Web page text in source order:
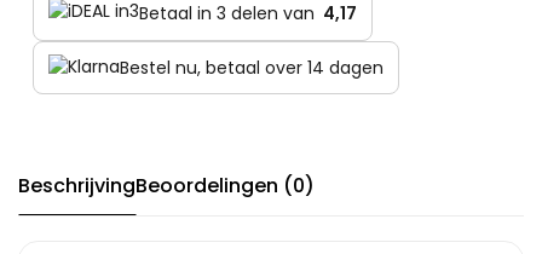
Betaal in 3 delen van 4,17
Bestel nu, betaal over 14 dagen
BeschrijvingBeoordelingen (0)